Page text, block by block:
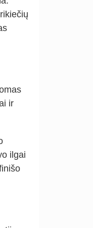
ir
ilgai